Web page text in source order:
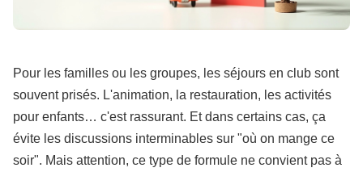
Pour les familles ou les groupes, les séjours en club sont
souvent prisés. L'animation, la restauration, les activités
pour enfants… c'est rassurant. Et dans certains cas, ça
évite les discussions interminables sur "où on mange ce
soir". Mais attention, ce type de formule ne convient pas à